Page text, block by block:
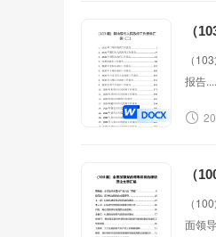
（
（
报告
（
（
面领